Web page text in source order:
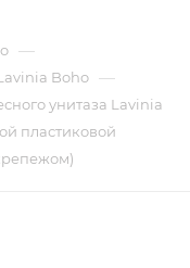
—
Boho —
унитаза Lavinia
пластиковой